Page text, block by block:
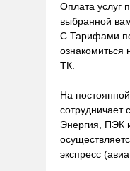
Оплата услуг
выбранной
С Тарифами
ознакомиться
ТК.
На
сотрудничает
Энергия, ПЭК
экспресс (авиа